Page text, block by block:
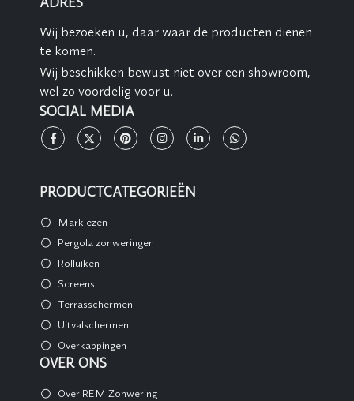
Wij bezoeken u, daar waar de producten dienen
te komen.
Wij beschikken bewust niet over een showroom,
wel zo voordelig voor u.
SOCIAL MEDIA
PRODUCTCATEGORIEËN
Markiezen
Pergola zonweringen
Rolluiken
Screens
Terrasschermen
Uitvalschermen
Overkappingen
OVER ONS
Over REM Zonwering